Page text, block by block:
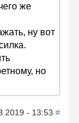
же
ну вот
но
- 13:53 #